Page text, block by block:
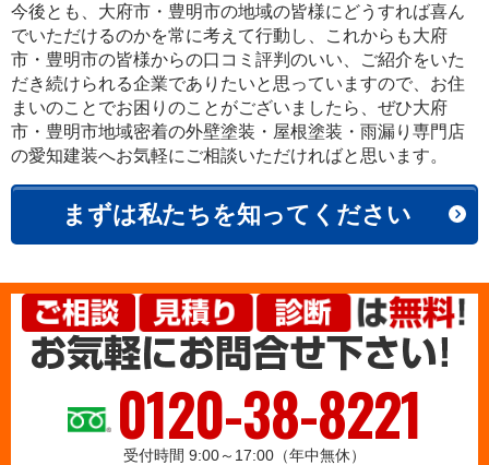
今後とも、大府市・豊明市の地域の皆様にどうすれば喜ん
でいただけるのかを常に考えて行動し、これからも大府
市・豊明市の皆様からの口コミ評判のいい、ご紹介をいた
だき続けられる企業でありたいと思っていますので、お住
まいのことでお困りのことがございましたら、ぜひ大府
市・豊明市地域密着の外壁塗装・屋根塗装・雨漏り専門店
の愛知建装へお気軽にご相談いただければと思います。
まずは私たちを知ってください
0120-38-8221
受付時間 9:00～17:00（年中無休）